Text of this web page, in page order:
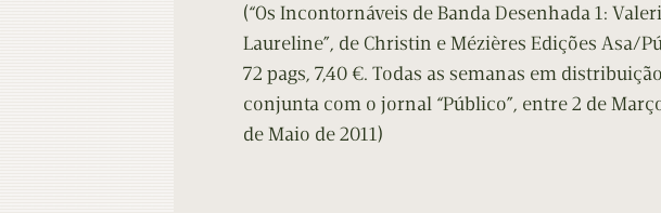
(“Os Incontornáveis de Banda Desenhada 1:
Laureline”, de Christin e Mézières Edições Asa/
72 pags, 7,40 €. Todas as semanas em distribuição
conjunta com o jornal “Público”, entre 2 de
de Maio de 2011)